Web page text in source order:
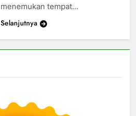
menemukan tempat…
Selanjutnya